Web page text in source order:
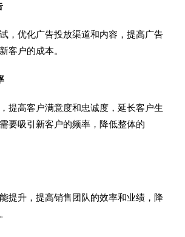
，优化广告投放渠道和内容，提高广告
客户的成本。
提高客户满意度和忠诚度，延长客户生
要吸引新客户的频率，降低整体的
提升，提高销售团队的效率和业绩，降